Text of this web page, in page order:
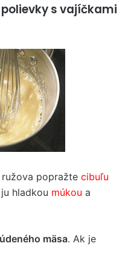
s vajíčkami
popražte cibuľu
hladkou múkou a
mäsa. Ak je